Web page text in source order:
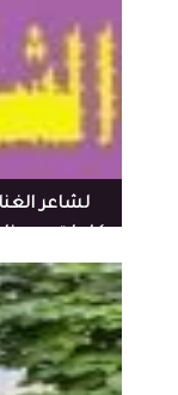
لشاعر